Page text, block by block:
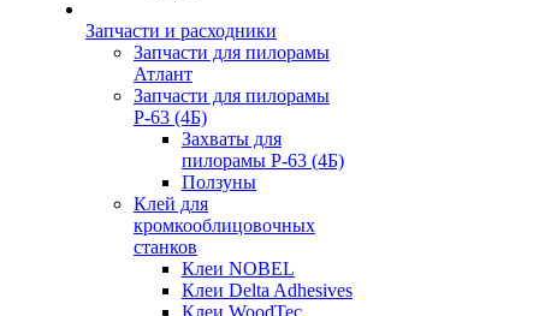
Запчасти и расходники
Запчасти для пилорамы
Атлант
Запчасти для пилорамы
Р-63 (4Б)
Захваты для
пилорамы Р-63 (4Б)
Ползуны
Клей для
кромкооблицовочных
станков
Клеи NOBEL
Клеи Delta Adhesives
Клеи WoodTec